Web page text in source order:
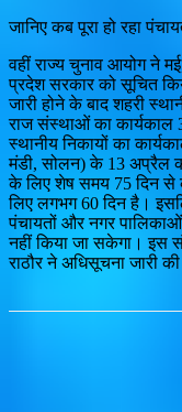
जानिए कब पूरा हो रहा
वहीं राज्य चुनाव आयोग ने
प्रदेश सरकार को सूचित
जारी होने के बाद शहरी
राज संस्थाओं का कार्यकाल
स्थानीय निकायों का
मंडी, सोलन) के 13 अप्रैल
के लिए शेष समय 75 दिन से
लिए लगभग 60 दिन है।
पंचायतों और नगर पालिकाओं
नहीं किया जा सकेगा। इस
राठौर ने अधिसूचना जारी